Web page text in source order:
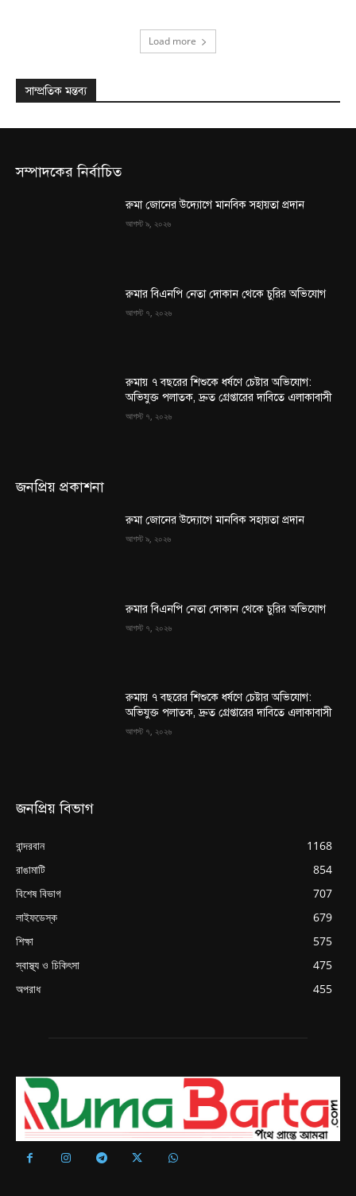
Load more
সাম্প্রতিক মন্তব্য
সম্পাদকের নির্বাচিত
রুমা জোনের উদ্যোগে মানবিক সহায়তা প্রদান
আগস্ট ৯, ২০২৬
রুমার বিএনপি নেতা দোকান থেকে চুরির অভিযোগ
আগস্ট ৭, ২০২৬
রুমায় ৭ বছরের শিশুকে ধর্ষণে চেষ্টার অভিযোগ:
অভিযুক্ত পলাতক, দ্রুত গ্রেপ্তারের দাবিতে এলাকাবাসী
আগস্ট ৭, ২০২৬
জনপ্রিয় প্রকাশনা
রুমা জোনের উদ্যোগে মানবিক সহায়তা প্রদান
আগস্ট ৯, ২০২৬
রুমার বিএনপি নেতা দোকান থেকে চুরির অভিযোগ
আগস্ট ৭, ২০২৬
রুমায় ৭ বছরের শিশুকে ধর্ষণে চেষ্টার অভিযোগ:
অভিযুক্ত পলাতক, দ্রুত গ্রেপ্তারের দাবিতে এলাকাবাসী
আগস্ট ৭, ২০২৬
জনপ্রিয় বিভাগ
বান্দরবান
1168
রাঙামাটি
854
বিশেষ বিভাগ
707
লাইফডেস্ক
679
শিক্ষা
575
স্বাস্থ্য ও চিকিৎসা
475
অপরাধ
455